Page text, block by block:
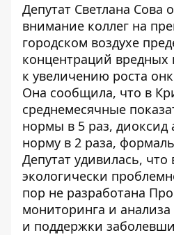
Депутат Светлана Сова
внимание коллег на
городском воздухе
концентраций вредных
к увеличению роста
Она сообщила, что в
среднемесячные
нормы в 5 раз, диоксид
норму в 2 раза,
Депутат удивилась, что
экологически
пор не разработана
мониторинга и
и поддержки